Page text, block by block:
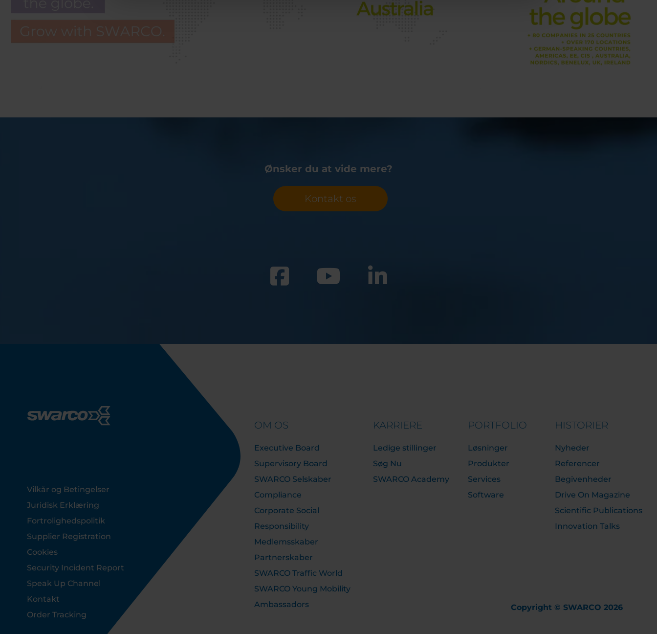
Ønsker du at vide mere?
Kontakt os
Footer
Vilkår og Betingelser
Juridisk Erklæring
Fortrolighedspolitik
Supplier Registration
Cookies
Security Incident Report
Speak Up Channel
Kontakt
Order Tracking
OM OS
Executive Board
Supervisory Board
SWARCO Selskaber
Compliance
Corporate Social
Responsibility
Medlemsskaber
Partnerskaber
SWARCO Traffic World
SWARCO Young Mobility
Ambassadors
KARRIERE
Ledige stillinger
Søg Nu
SWARCO Academy
PORTFOLIO
Løsninger
Produkter
Services
Software
HISTORIER
Nyheder
Referencer
Begivenheder
Drive On Magazine
Scientific Publications
Innovation Talks
Copyright © SWARCO 2026